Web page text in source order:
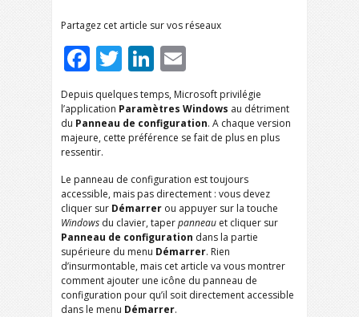
Partagez cet article sur vos réseaux
Facebook
TwitterLinkedIn
Depuis quelques temps, Microsoft privilégie
l’application Paramètres Windows au détriment
du Panneau de configuration. A chaque version
majeure, cette préférence se fait de plus en plus
ressentir.
Le panneau de configuration est toujours
accessible, mais pas directement : vous devez
cliquer sur Démarrer ou appuyer sur la touche
Windows du clavier, taperpanneau et cliquer sur
Panneau de configuration dans la partie
supérieure du menu Démarrer. Rien
d’insurmontable, mais cet article va vous montrer
comment ajouter une icône du panneau de
configuration pour qu’il soit directement accessible
dans le menu Démarrer.